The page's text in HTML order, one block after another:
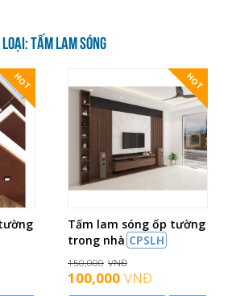
TẤM LAM SÓNG
HOT HOT
Tấm lam sóng ốp tường
trong nhà CPSLH
150,000 VNĐ
100,000 VNĐ